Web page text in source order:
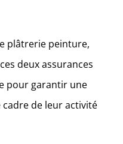
plâtrerie peinture,
deux assurances
pour garantir une
de leur activité